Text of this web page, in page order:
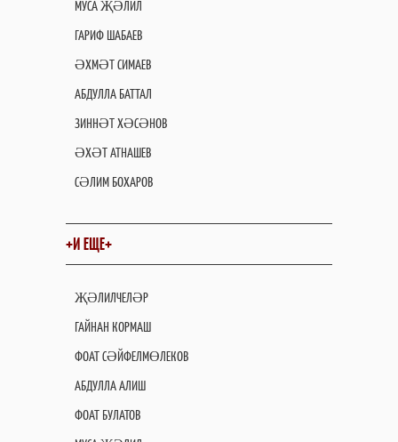
МУСА ҖӘЛИЛ
ГАРИФ ШАБАЕВ
ӘХМӘТ СИМАЕВ
АБДУЛЛА БАТТАЛ
ЗИННӘТ ХӘСӘНОВ
ӘХӘТ АТНАШЕВ
СӘЛИМ БОХАРОВ
+И ЕЩЕ+
ҖӘЛИЛЧЕЛӘР
ГАЙНАН КОРМАШ
ФОАТ СӘЙФЕЛМӨЛЕКОВ
АБДУЛЛА АЛИШ
ФОАТ БУЛАТОВ